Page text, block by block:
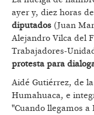
ayer y, diez horas
diputados (Juan
Alejandro Vilca del
Trabajadores-
protesta para
Aidé Gutiérrez, de
Humahuaca, e
"Cuando llegamos a